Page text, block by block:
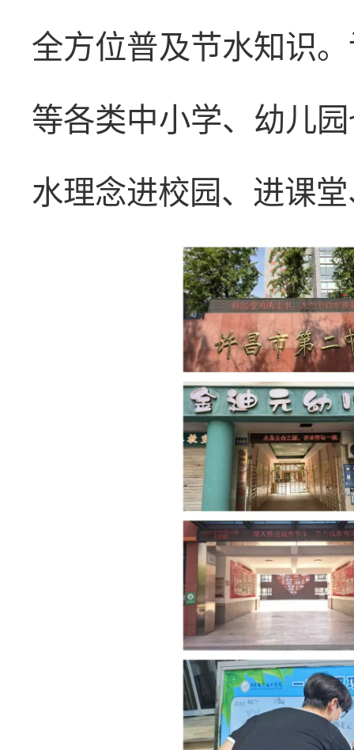
全方位普及节水知识
等各类中小学、幼儿
水理念进校园、进课